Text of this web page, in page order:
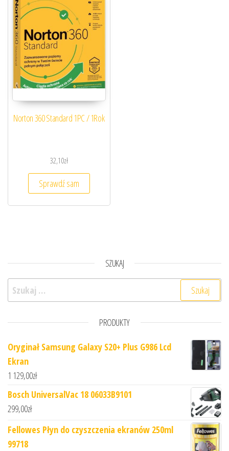
Norton 360 Standard 1PC / 1Rok
32,10zł
Sprawdź sam
SZUKAJ
Szukaj:
PRODUKTY
Oryginał Samsung Galaxy S20+ Plus G986 Lcd
Ekran
1 129,00zł
Bosch UniversalVac 18 06033B9101
299,00zł
Fellowes Płyn do czyszczenia ekranów 250ml
99718